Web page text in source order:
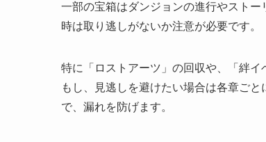
一部の宝箱はダンジョンの進行やスト
時は取り逃しがないか注意が必要です。
特に「ロストアーツ」の回収や、「絆イ
もし、見逃しを避けたい場合は各章ご
で、漏れを防げます。